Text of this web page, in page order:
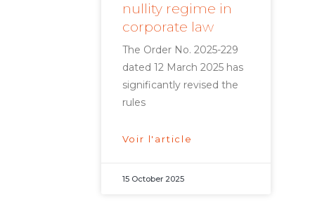
nullity regime in
corporate law
The Order No. 2025-229
dated 12 March 2025 has
significantly revised the
rules
Voir l'article
15 October 2025